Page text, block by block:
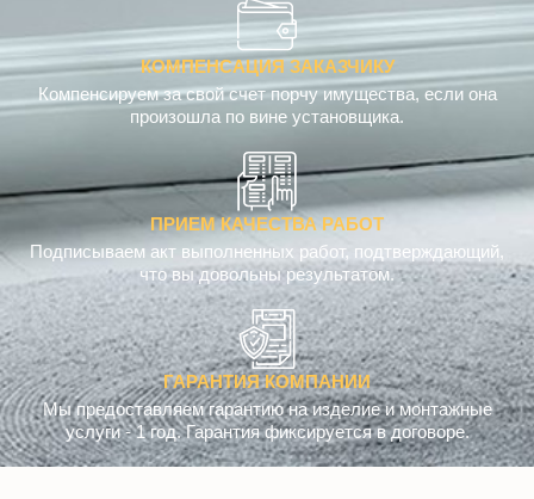
КОМПЕНСАЦИЯ ЗАКАЗЧИКУ
Компенсируем за свой счет порчу имущества, если она
произошла по вине установщика.
ПРИЕМ КАЧЕСТВА РАБОТ
Подписываем акт выполненных работ, подтверждающий,
что вы довольны результатом.
ГАРАНТИЯ КОМПАНИИ
Мы предоставляем гарантию на изделие и монтажные
услуги - 1 год. Гарантия фиксируется в договоре.